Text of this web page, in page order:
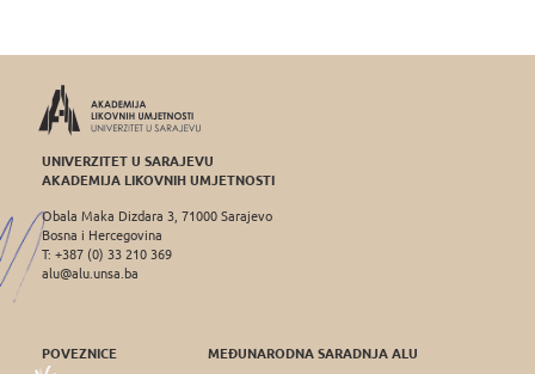
UNIVERZITET U SARAJEVU
AKADEMIJA LIKOVNIH UMJETNOSTI
Obala Maka Dizdara 3, 71000 Sarajevo
Bosna i Hercegovina
T: +387 (0) 33 210 369
alu@alu.unsa.ba
POVEZNICE
MEĐUNARODNA SARADNJA ALU